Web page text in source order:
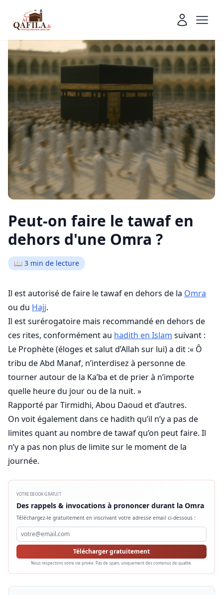
Peut-on faire le tawaf en
dehors d'une Omra ?
📖 3 min de lecture
Il est autorisé de faire le tawaf en dehors de la Omra
ou du Hajj.
Il est surérogatoire mais recommandé en dehors de
ces rites, conformément au hadith en Islam suivant :
Le Prophète (éloges et salut d’Allah sur lui) a dit :« Ô
tribu de Abd Manaf, n’interdisez à personne de
tourner autour de la Ka’ba et de prier à n’importe
quelle heure du jour ou de la nuit. »
Rapporté par Tirmidhi, Abou Daoud et d’autres.
On voit également dans ce hadith qu’il n’y a pas de
limites quant au nombre de tawaf qu’on peut faire. Il
n’y a pas non plus de limite sur le moment de la
journée.
VOTRE EBOOK GRATUIT
Des rappels & invocations à prononcer durant la Omra
Téléchargez-le gratuitement en inscrivant votre adresse email ci-dessous :
Télécharger gratuitement
Nous respectons votre vie privée. Pas de spam, uniquement des contenus de qualité.